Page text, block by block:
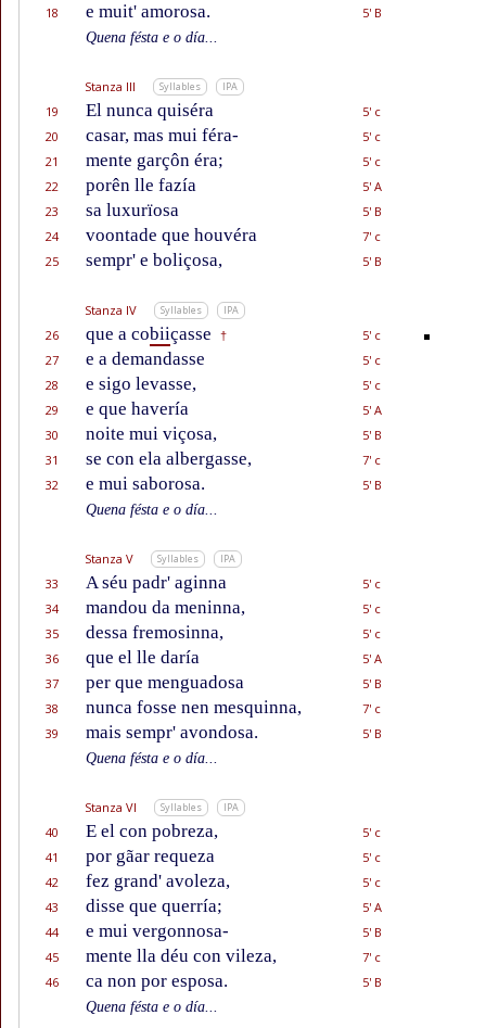
18
e muit' amorosa.
5' B
Quena fésta e o día...
Stanza III Syllables IPA
19 El nunca quiséra
5' c
20
casar, mas mui féra-
5' c
21
mente garçôn éra;
5' c
22
porên lle fazía
5' A
23
sa luxurïosa
5' B
24
voontade que houvéra
7' c
25
sempr' e boliçosa, 5' B
Stanza IV Syllables IPA
26 que a cobiiçasse †
5' c
27
e a demandasse
5' c
28
e sigo levasse,
5' c
29
e que havería
5' A
30
noite mui viçosa,
5' B
31
se con ela albergasse,
7' c
32
e mui saborosa.
5' B
Quena fésta e o día...
Stanza V Syllables IPA
33 A séu padr' aginna
5' c
34
mandou da meninna,
5' c
35
dessa fremosinna,
5' c
36
que el lle daría
5' A
37
per que menguadosa
5' B
38
nunca fosse nen mesquinna,
7' c
39
mais sempr' avondosa.
5' B
Quena fésta e o día...
Stanza VI Syllables IPA
40 E el con pobreza,
5' c
41
por gãar requeza
5' c
42
fez grand' avoleza,
5' c
43
disse que querría;
5' A
44
e mui vergonnosa-
5' B
45
mente lla déu con vileza,
7' c
46
ca non por esposa.
5' B
Quena fésta e o día...